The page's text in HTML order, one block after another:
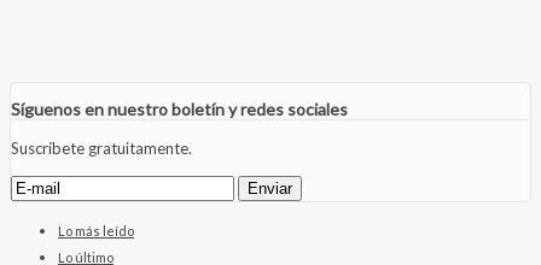
Síguenos en nuestro boletín y redes sociales
Suscríbete gratuitamente.
Lo más leído
Lo último